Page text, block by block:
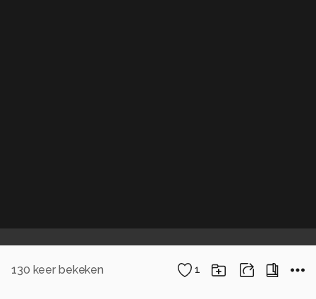
130 keer bekeken 1